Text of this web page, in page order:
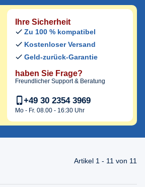
Ihre Sicherheit
Zu 100 % kompatibel
Kostenloser Versand
Geld-zurück-Garantie
haben Sie Frage?
Freundlicher Support & Beratung
+49 30 2354 3969
Mo - Fr. 08.00 - 16:30 Uhr
Artikel 1 - 11 von 11